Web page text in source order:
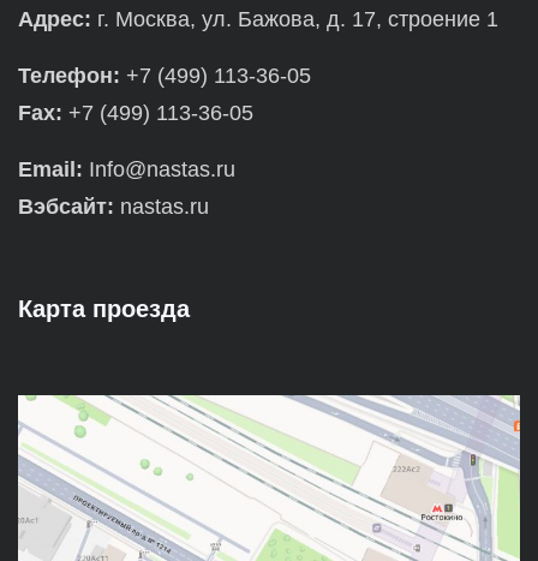
Адрес: г. Москва, ул. Бажова, д. 17, строение 1
Телефон: +7 (499) 113-36-05
Fax: +7 (499) 113-36-05
Email: Info@nastas.ru
Вэбсайт: nastas.ru
Карта проезда